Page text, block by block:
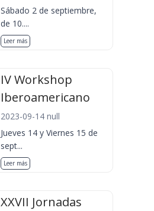
Sábado 2 de septiembre,
de 10....
Leer más
IV Workshop
Iberoamericano
2023-09-14 null
Jueves 14 y Viernes 15 de
sept...
Leer más
XXVII Jornadas